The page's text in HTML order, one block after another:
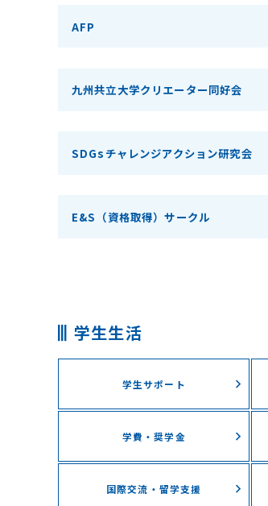
AFP
九州共立大学クリエーター同好会
SDGsチャレンジアクション研究会
E&S（資格取得）サークル
学生生活
学生サポート
学費・奨学⾦
国際交流・留学⽀援